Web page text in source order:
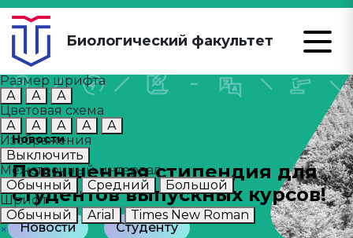
Размер шрифта
А
А
А
Цветовая схема
А
А А А
А
Изображения
Выключить
Межстрочный интервал
Обычный
Средний
Большой
Шрифт
Обычный
Arial
Times New Roman
×
Биологический факультет
Новости
Повышенная стипендия для
студентов выпускных курсов!
Новости Студенту